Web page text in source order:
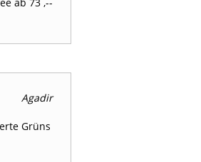
Agadir
Grüns